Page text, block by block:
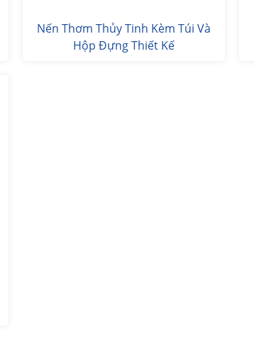
Nến Thơm Thủy Tinh Kèm Túi Và
Hộp Đựng Thiết Kế